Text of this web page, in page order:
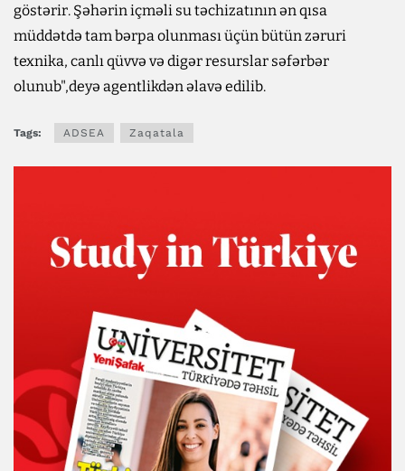
göstərir. Şəhərin içməli su təchizatının ən qısa
müddətdə tam bərpa olunması üçün bütün zəruri
texnika, canlı qüvvə və digər resurslar səfərbər
olunub",deyə agentlikdən əlavə edilib.
Tags: ADSEA Zaqatala